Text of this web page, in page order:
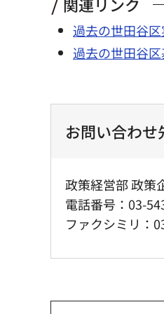
過去の世田谷
過去の世田谷
お問い合わせ
政策経営部 政
電話番号：03-
ファクシミリ：